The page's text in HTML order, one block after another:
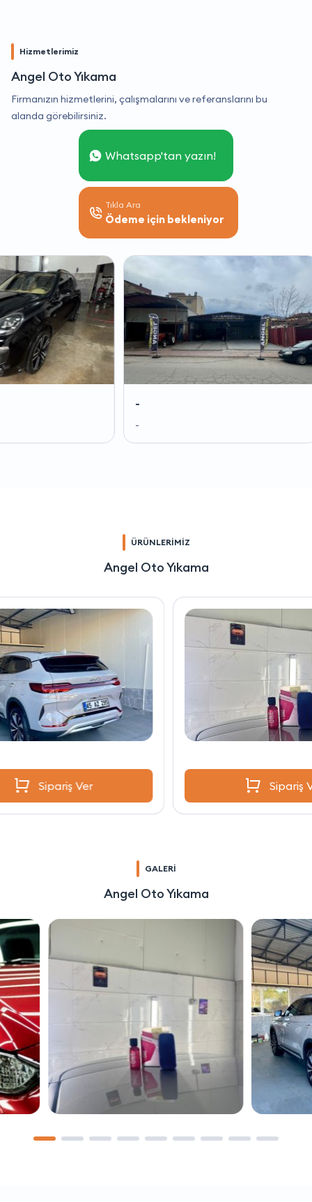
Hizmetlerimiz
Angel Oto Yıkama
Firmanızın hizmetlerini, çalışmalarını ve referanslarını bu
alanda görebilirsiniz.
Whatsapp'tan yazın!
Tıkla Ara
Ödeme için bekleniyor
ÜRÜNLERİMİZ
Angel Oto Yıkama
GALERİ
Angel Oto Yıkama